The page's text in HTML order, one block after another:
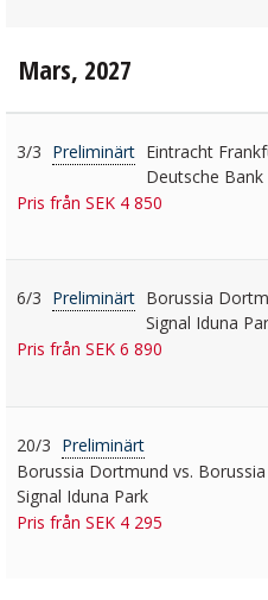
Mars, 2027
3/3 Preliminärt Eintracht
Deutsche Bank
Pris från SEK 4 850
6/3 Preliminärt Borussia
Signal Iduna
Pris från SEK 6 890
20/3 Preliminärt
Borussia Dortmund vs.
Signal Iduna Park
Pris från SEK 4 295